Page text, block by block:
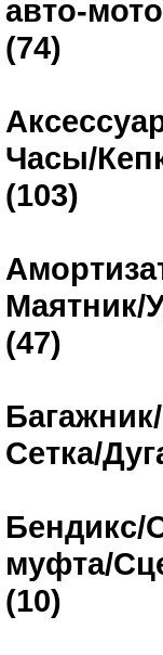
авто-
(74)
Часы/
(103)
Маятник/
(47)
Сетка/
Бендикс/
муфта/
(10)